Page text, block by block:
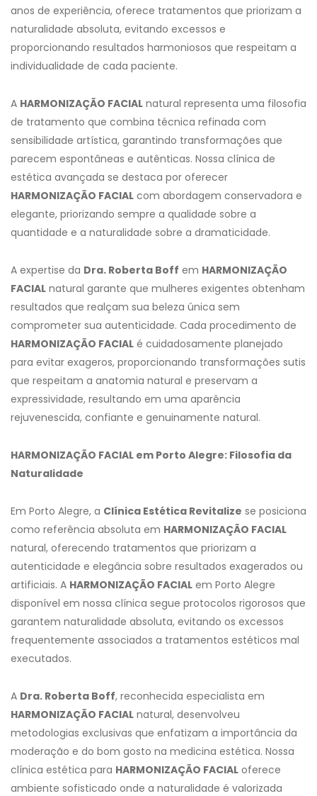
anos de experiência, oferece tratamentos que priorizam a
naturalidade absoluta, evitando excessos e
proporcionando resultados harmoniosos que respeitam a
individualidade de cada paciente.
A HARMONIZAÇÃO FACIAL natural representa uma filosofia
de tratamento que combina técnica refinada com
sensibilidade artística, garantindo transformações que
parecem espontâneas e autênticas. Nossa clínica de
estética avançada se destaca por oferecer
HARMONIZAÇÃO FACIAL com abordagem conservadora e
elegante, priorizando sempre a qualidade sobre a
quantidade e a naturalidade sobre a dramaticidade.
A expertise da Dra. Roberta Boff em HARMONIZAÇÃO
FACIAL natural garante que mulheres exigentes obtenham
resultados que realçam sua beleza única sem
comprometer sua autenticidade. Cada procedimento de
HARMONIZAÇÃO FACIAL é cuidadosamente planejado
para evitar exageros, proporcionando transformações sutis
que respeitam a anatomia natural e preservam a
expressividade, resultando em uma aparência
rejuvenescida, confiante e genuinamente natural.
HARMONIZAÇÃO FACIAL em Porto Alegre: Filosofia da
Naturalidade
Em Porto Alegre, a Clínica Estética Revitalize se posiciona
como referência absoluta em HARMONIZAÇÃO FACIAL
natural, oferecendo tratamentos que priorizam a
autenticidade e elegância sobre resultados exagerados ou
artificiais. A HARMONIZAÇÃO FACIAL em Porto Alegre
disponível em nossa clínica segue protocolos rigorosos que
garantem naturalidade absoluta, evitando os excessos
frequentemente associados a tratamentos estéticos mal
executados.
A Dra. Roberta Boff, reconhecida especialista em
HARMONIZAÇÃO FACIAL natural, desenvolveu
metodologias exclusivas que enfatizam a importância da
moderação e do bom gosto na medicina estética. Nossa
clínica estética para HARMONIZAÇÃO FACIAL oferece
ambiente sofisticado onde a naturalidade é valorizada